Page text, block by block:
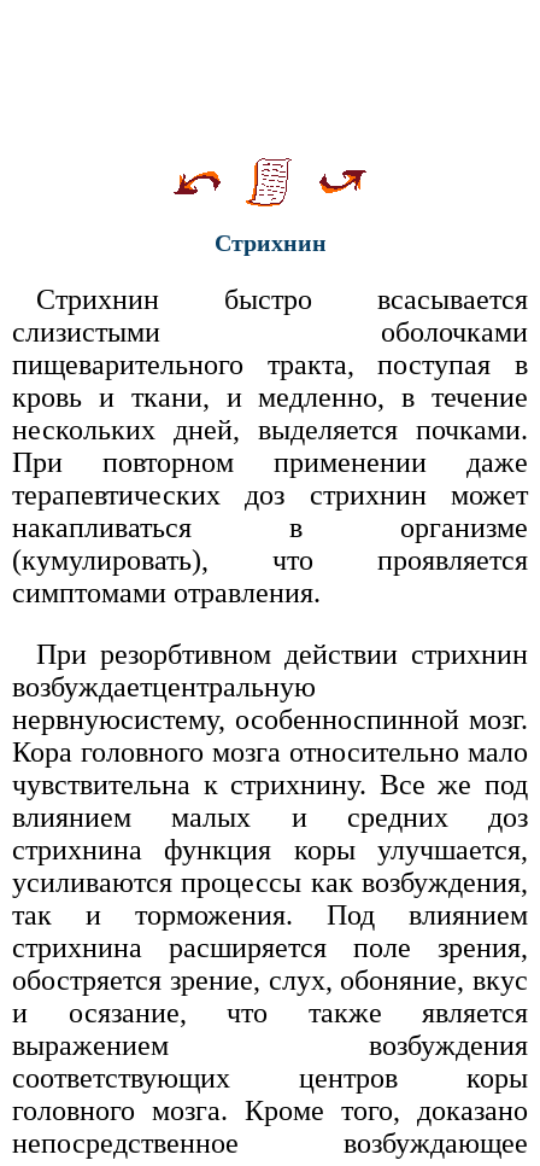
Стрихнин
Стрихнин быстро всасывается
слизистыми оболочками
пищеварительного тракта, поступая в
кровь и ткани, и медленно, в течение
нескольких дней, выделяется почками.
При повторном применении даже
терапевтических доз стрихнин может
накапливаться в организме
(кумулировать), что проявляется
симптомами отравления.
При резорбтивном действии стрихнин
возбуждаетцентральную
нервнуюсистему, особенноспинной мозг.
Кора головного мозга относительно мало
чувствительна к стрихнину. Все же под
влиянием малых и средних доз
стрихнина функция коры улучшается,
усиливаются процессы как возбуждения,
так и торможения. Под влиянием
стрихнина расширяется поле зрения,
обостряется зрение, слух, обоняние, вкус
и осязание, что также является
выражением возбуждения
соответствующих центров коры
головного мозга. Кроме того, доказано
непосредственное возбуждающее